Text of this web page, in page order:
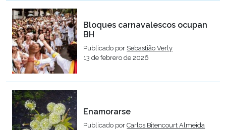
Bloques carnavalescos ocupan
BH
Publicado por Sebastião Verly
13 de febrero de 2026
Enamorarse
Publicado porCarlos Bitencourt Almeida